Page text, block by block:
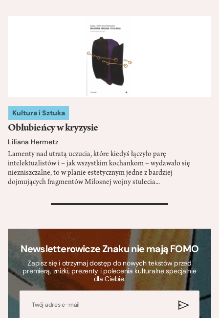
Kultura i Sztuka
Oblubieńcy w kryzysie
Liliana Hermetz
Lamenty nad utratą uczucia, które kiedyś łączyło parę
intelektualistów i – jak wszystkim kochankom – wydawało się
niezniszczalne, to w planie estetycznym jedne z bardziej
dojmujących fragmentów Miłosnej wojny stulecia...
>
Newsletterowicze Znaku nie mają FOMO
Zapisz się i otrzymaj dostęp do nowych tekstów przed
premierą, zniżki, prezenty i polecenia kulturalne specjalnie
dla Ciebie.